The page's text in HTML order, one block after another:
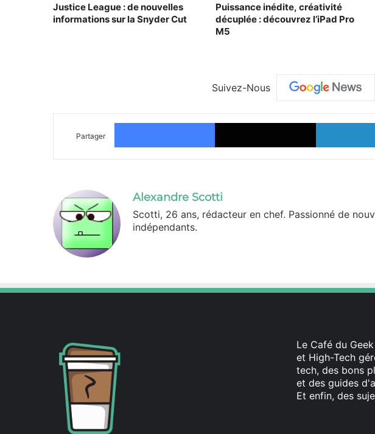
Justice League : de nouvelles
informations sur la Snyder Cut
Puissance inédite, créativité
décuplée : découvrez l’iPad Pro
M5
Suivez-Nous
Partager
Facebook X
Alexandre Scotti
Scotti, 26 ans, rédacteur en chef. Passionné de
indépendants.
Le Café du
et High-Tech
tech, des bons
et des guides
Et enfin, des